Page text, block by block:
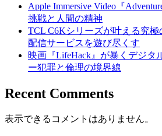
Apple Immersive Video『
挑戦と人間の精神
TCL C6Kシリーズが叶える究
配信サービスを遊び尽くす
映画『LifeHack』が暴くデジタ
ー犯罪と倫理の境界線
Recent Comments
表示できるコメントはありません。